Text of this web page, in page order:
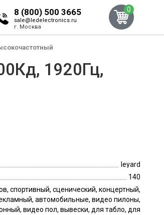
8 (800) 500 3665
sale@ledelectronics.ru
г. Москва
0
1920Гц,
leyard
140
спортивный, сценический, концертный,
автомобильные, видео пилоны,
видео пол, вывески, для табло, для